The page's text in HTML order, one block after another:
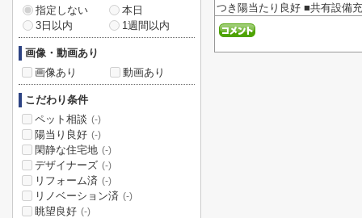
つき陽当たり良好 ■共有設備
指定しない
本日
3日以内
1週間以内
画像・動画あり
画像あり
動画あり
こだわり条件
ペット相談 (-)
陽当り良好 (-)
閑静な住宅地 (-)
デザイナーズ (-)
リフォーム済 (-)
リノベーション済 (-)
眺望良好 (-)